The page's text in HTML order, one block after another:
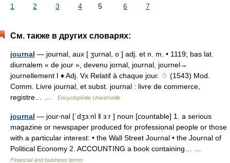
1 2 3 4 5 6 7
См. также в других словарях:
journal — journal, aux [ ʒurnal, o ] adj. et n. m. • 1119; bas lat.
diurnalem « de jour », devenu jornal, journal, journel→
journellement I ♦ Adj. Vx Relatif à chaque jour. ♢ (1543) Mod.
Comm. Livre journal, et subst. journal : livre de commerce,
registre… …
Encyclopédie Universelle
journal — jour‧nal [ˈdʒɜːnl ǁ ɜːr ] noun [countable] 1. a serious
magazine or newspaper produced for professional people or those
with a particular interest: • the Wall Street Journal • the Journal of
Political Economy 2. ACCOUNTING a book containing… …
Financial and business terms